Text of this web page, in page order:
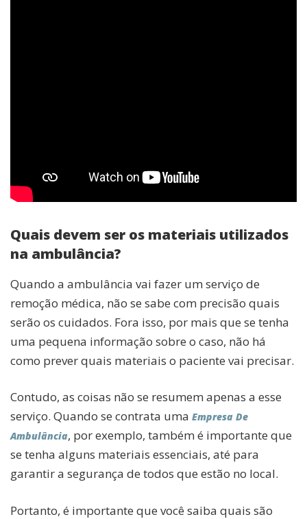
Quais devem ser os materiais utilizados
na ambulância?
Quando a ambulância vai fazer um serviço de
remoção médica, não se sabe com precisão quais
serão os cuidados. Fora isso, por mais que se tenha
uma pequena informação sobre o caso, não há
como prever quais materiais o paciente vai precisar.
Contudo, as coisas não se resumem apenas a esse
serviço. Quando se contrata uma Empresa De
Ambulância, por exemplo, também é importante que
se tenha alguns materiais essenciais, até para
garantir a segurança de todos que estão no local.
Portanto, é importante que você saiba quais são